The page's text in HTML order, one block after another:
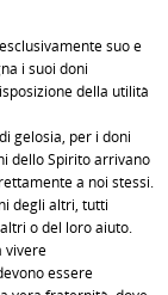
suo e
i suoi doni
della utilità
gelosia, per i doni
dello Spirito arrivano
a noi stessi.
degli altri, tutti
o del loro aiuto.
vivere
essere